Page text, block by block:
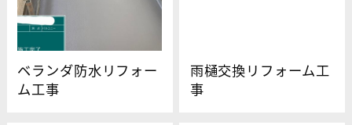
ベランダ防水リフォー
ム工事
雨樋交換リフォーム工
事